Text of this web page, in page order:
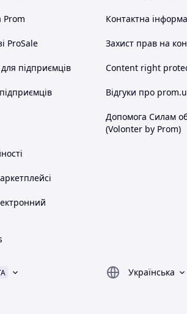
Prom
ProSale
підприємців
Контактна
Захист прав на
Content right
Відгуки про
Допомога Силам
(Volonter by Prom)
Українська